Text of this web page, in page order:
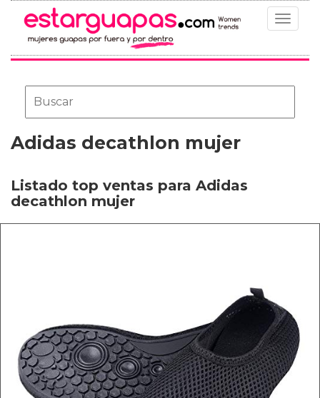
Toggle
Adidas decathlon mujer
Listado top ventas para Adidas
decathlon mujer